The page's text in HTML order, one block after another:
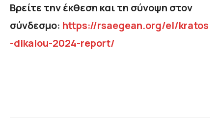
Βρείτε την έκθεση και τη σύνοψη στον
σύνδεσμο: https://rsaegean.org/el/kratos
-dikaiou-2024-report/